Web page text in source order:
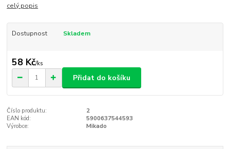
celý popis
Dostupnost Skladem
58 Kč/ks
Přidat do košíku
Číslo produktu:
2
EAN kód:
5900637544593
Výrobce:
Mikado